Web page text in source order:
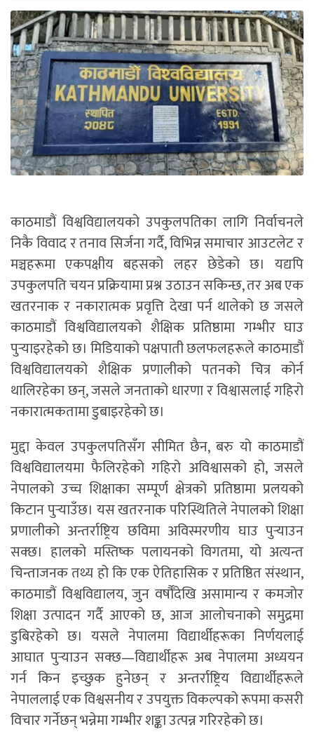
काठमाडौं विश्वविद्यालयको उपकुलपतिका लागि निर्वाचनले
निकै विवाद र तनाव सिर्जना गर्दै, विभिन्न समाचार आउटलेट र
मञ्चहरूमा एकपक्षीय बहसको लहर छेडेको छ। यद्यपि
उपकुलपति चयन प्रक्रियामा प्रश्न उठाउन सकिन्छ, तर अब एक
खतरनाक र नकारात्मक प्रवृत्ति देखा पर्न थालेको छ जसले
काठमाडौं विश्वविद्यालयको शैक्षिक प्रतिष्ठामा गम्भीर घाउ
पुर्‍याइरहेको छ। मिडियाको पक्षपाती छलफलहरूले काठमाडौं
विश्वविद्यालयको शैक्षिक प्रणालीको पतनको चित्र कोर्न
थालिरहेका छन्, जसले जनताको धारणा र विश्वासलाई गहिरो
नकारात्मकतामा डुबाइरहेको छ।
मुद्दा केवल उपकुलपतिसँग सीमित छैन, बरु यो काठमाडौं
विश्वविद्यालयमा फैलिरहेको गहिरो अविश्वासको हो, जसले
नेपालको उच्च शिक्षाका सम्पूर्ण क्षेत्रको प्रतिष्ठामा प्रलयको
किटान पुर्‍याउँछ। यस खतरनाक परिस्थितिले नेपालको शिक्षा
प्रणालीको अन्तर्राष्ट्रिय छविमा अविस्मरणीय घाउ पुर्‍याउन
सक्छ। हालको मस्तिष्क पलायनको विगतमा, यो अत्यन्त
चिन्ताजनक तथ्य हो कि एक ऐतिहासिक र प्रतिष्ठित संस्थान,
काठमाडौं विश्वविद्यालय, जुन वर्षौँदेखि असामान्य र कमजोर
शिक्षा उत्पादन गर्दै आएको छ, आज आलोचनाको समुद्रमा
डुबिरहेको छ। यसले नेपालमा विद्यार्थीहरूका निर्णयलाई
आघात पुर्‍याउन सक्छ—विद्यार्थीहरू अब नेपालमा अध्ययन
गर्न किन इच्छुक हुनेछन् र अन्तर्राष्ट्रिय विद्यार्थीहरूले
नेपाललाई एक विश्वसनीय र उपयुक्त विकल्पको रूपमा कसरी
विचार गर्नेछन् भन्नेमा गम्भीर शङ्का उत्पन्न गरिरहेको छ।